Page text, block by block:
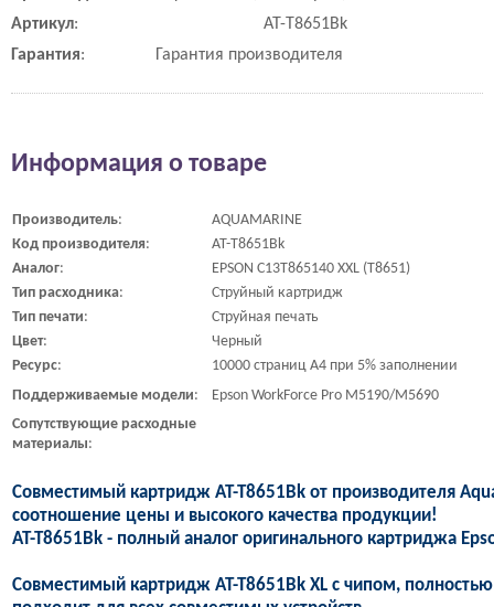
Артикул:
AT-T8651Bk
Гарантия: Гарантия производителя
Информация о товаре
Производитель:
AQUAMARINE
Код производителя:
AT-T8651Bk
Аналог:
EPSON C13T865140 XXL (T8651)
Тип расходника:
Струйный картридж
Тип печати:
Струйная печать
Цвет:
Черный
Ресурс:
10000 страниц A4 при 5% заполнении
Поддерживаемые модели:
Epson WorkForce Pro M5190/M5690
Сопутствующие расходные
материалы:
Совместимый картридж AT-T8651Bk от производителя
соотношение цены и высокого качества продукции!
AT-T8651Bk - полный аналог оригинального картриджа
Совместимый картридж AT-T8651Bk XL с чипом,